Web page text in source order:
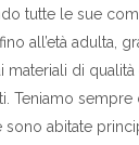
tutte le sue
all’età adulta,
materiali di
Teniamo
sono abitate